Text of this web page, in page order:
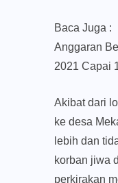
Baca Juga :
Anggaran
2021 Capai
Akibat dari
ke desa
lebih dan
korban jiwa
perkirakan